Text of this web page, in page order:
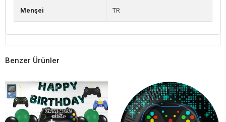
Menşei TR
Benzer Ürünler